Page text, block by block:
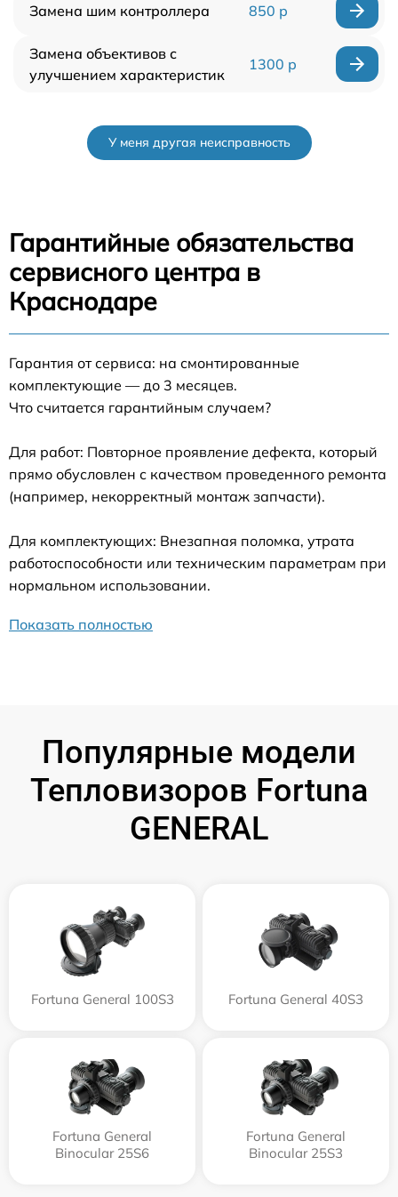
Замена шим контроллера 850 р
Замена объективов с
улучшением характеристик
1300 р
У меня другая неисправность
Гарантийные обязательства
сервисного центра в
Краснодаре
Гарантия от сервиса: на смонтированные
комплектующие — до 3 месяцев.
Что считается гарантийным случаем?
Для работ: Повторное проявление дефекта, который
прямо обусловлен с качеством проведенного ремонта
(например, некорректный монтаж запчасти).
Для комплектующих: Внезапная поломка, утрата
работоспособности или техническим параметрам при
нормальном использовании.
Показать полностью
Популярные модели
Тепловизоров Fortuna
GENERAL
Fortuna General 100S3 Fortuna General 40S3
Fortuna General
Binocular 25S6
Fortuna General
Binocular 25S3